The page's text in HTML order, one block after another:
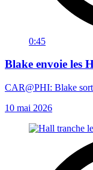
0:45
Blake envoie les
CAR@PHI: Blake
10 mai 2026